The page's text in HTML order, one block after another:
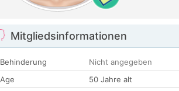
Mitgliedsinformationen
Behinderung
Nicht angegeben
Age
50 Jahre alt